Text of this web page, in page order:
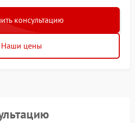
консультацию
Наши цены